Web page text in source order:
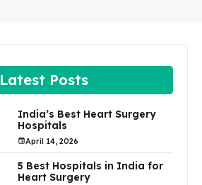
Latest Posts
India’s Best Heart Surgery
Hospitals
April 14, 2026
5 Best Hospitals in India for
Heart Surgery